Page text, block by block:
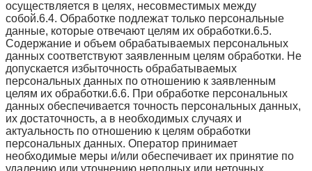
осуществляется в целях, несовместимых между
собой.6.4. Обработке подлежат только персональные
данные, которые отвечают целям их обработки.6.5.
Содержание и объем обрабатываемых персональных
данных соответствуют заявленным целям обработки. Не
допускается избыточность обрабатываемых
персональных данных по отношению к заявленным
целям их обработки.6.6. При обработке персональных
данных обеспечивается точность персональных данных,
их достаточность, а в необходимых случаях и
актуальность по отношению к целям обработки
персональных данных. Оператор принимает
необходимые меры и/или обеспечивает их принятие по
удалению или уточнению неполных или неточных